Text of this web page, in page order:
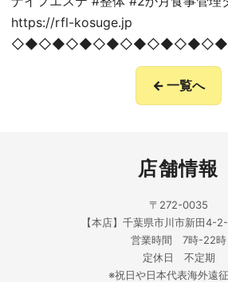
https://rfl-kosuge.jp
← 一覧へ
店舗情報
〒272-0035
【本店】千葉県市川市新田4-
営業時間 7時-22時
定休日 不定期
※祝日や日本代表海外遠